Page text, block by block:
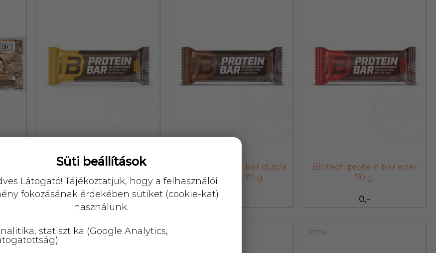
0,-
Biotech protein bar banán
70 g
Biotech protein bar dupla
csokoládé 70 g
0,-
Biotech protein bar eper
70 g
87158 87178
Süti beállítások
Látogató! Tájékoztatjuk, hogy a felhasználói
fokozásának érdekében sütiket (cookie-kat)
használunk.
statisztika (Google Analytics,